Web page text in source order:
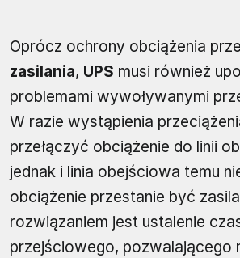
Oprócz ochrony obciążenia
zasilania, UPS musi również
problemami wywoływanymi
W razie wystąpienia
przełączyć obciążenie do linii
jednak i linia obejściowa temu
obciążenie przestanie być
rozwiązaniem jest ustalenie
przejściowego, pozwalającego